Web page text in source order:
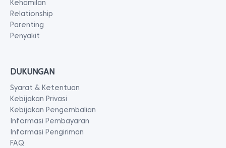
Kehamilan
Relationship
Parenting
Penyakit
DUKUNGAN
Syarat & Ketentuan
Kebijakan Privasi
Kebijakan Pengembalian
Informasi Pembayaran
Informasi Pengiriman
FAQ